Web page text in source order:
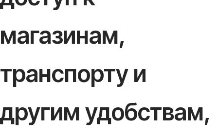
магазинам,
транспорту и
другим удобствам,